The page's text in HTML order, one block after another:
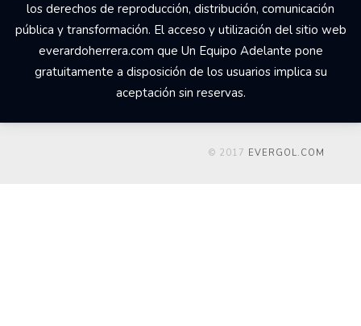
los derechos de reproducción, distribución, comunicación
pública y transformación. El acceso y utilización del sitio web
everardoherrera.com que Un Equipo Adelante pone
gratuitamente a disposición de los usuarios implica su
aceptación sin reservas.
© 2017 EVERGOL.COM